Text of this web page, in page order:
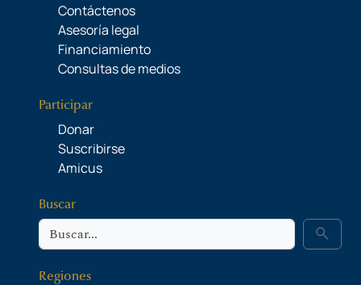
Contáctenos
Asesoría legal
Financiamiento
Consultas de medios
Participar
Donar
Suscribirse
Amicus
Buscar
Buscar search
Regiones